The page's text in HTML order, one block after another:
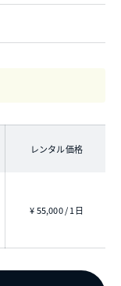
レンタル価格
¥ 55,000 / 1日